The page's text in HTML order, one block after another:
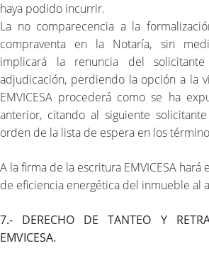
haya podido incurrir.
La no comparecencia a la
compraventa en la Notaría, sin
implicará la renuncia del
adjudicación, perdiendo la opción a la
EMVICESA procederá como se ha
anterior, citando al siguiente
orden de la lista de espera en los
A la firma de la escritura EMVICESA
de eficiencia energética del inmueble al
7.- DERECHO DE TANTEO Y
EMVICESA.